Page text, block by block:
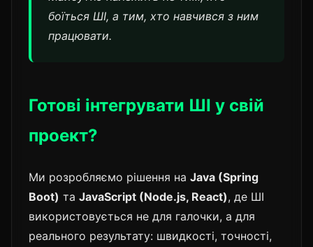
боїться ШІ, а тим, хто навчився з ним
працювати.
Готові інтегрувати ШІ у свій
проект?
Ми розробляємо рішення на Java (Spring
Boot) та JavaScript (Node.js, React), де ШІ
використовується не для галочки, а для
реального результату: швидкості, точності,